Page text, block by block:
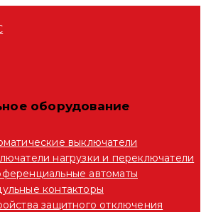
оборудование
выключатели
нагрузки и переключатели
автоматы
контакторы
защитного отключения